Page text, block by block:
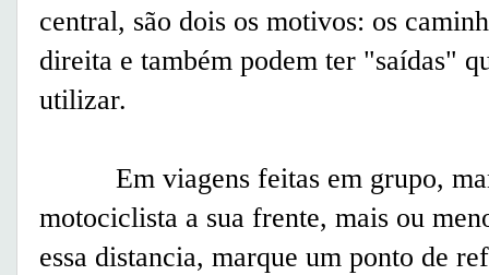
central, são dois os motivos: os
direita e também podem ter "saídas"
utilizar.
Em viagens feitas em grupo,
motociclista a sua frente, mais ou
essa distancia, marque um ponto de